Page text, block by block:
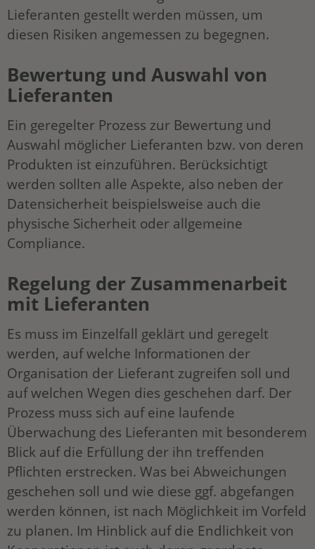
Lieferanten gestellt werden müssen, um
diesen Risiken angemessen zu begegnen.
Bewertung und Auswahl von
Lieferanten
Ein geregelter Prozess zur Bewertung und
Auswahl möglicher Lieferanten bzw. von deren
Produkten ist einzuführen. Berücksichtigt
werden sollten alle Aspekte, also neben der
Datensicherheit beispielsweise auch die
physische Sicherheit oder allgemeine
Compliance.
Regelung der Zusammenarbeit
mit Lieferanten
Es muss im Einzelfall geklärt und geregelt
werden, auf welche Informationen der
Organisation der Lieferant zugreifen soll und
auf welchen Wegen dies geschehen darf. Der
Prozess muss sich auf eine laufende
Überwachung des Lieferanten mit besonderem
Blick auf die Erfüllung der ihn treffenden
Pflichten erstrecken. Was bei Abweichungen
geschehen soll und wie diese ggf. abgefangen
werden können, ist nach Möglichkeit im Vorfeld
zu planen. Im Hinblick auf die Endlichkeit von